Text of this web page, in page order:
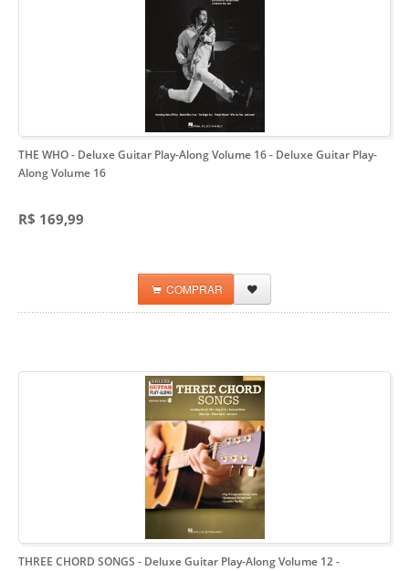
THE WHO - Deluxe Guitar Play-Along Volume 16- Deluxe Guitar Play-
Along Volume 16
R$ 169,99
COMPRAR
THREE CHORD SONGS - Deluxe Guitar Play-Along Volume 12-